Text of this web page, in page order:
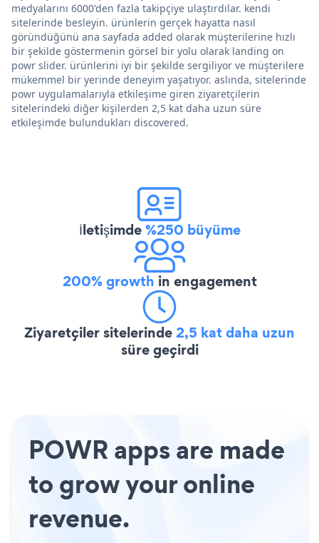
medyalarını 6000'den fazla takipçiye ulaştırdılar. kendi
sitelerinde besleyin. ürünlerin gerçek hayatta nasıl
göründüğünü ana sayfada added olarak müşterilerine hızlı
bir şekilde göstermenin görsel bir yolu olarak landing on
powr slider. ürünlerini iyi bir şekilde sergiliyor ve müşterilere
mükemmel bir yerinde deneyim yaşatıyor. aslında, sitelerinde
powr uygulamalarıyla etkileşime giren ziyaretçilerin
sitelerindeki diğer kişilerden 2,5 kat daha uzun süre
etkileşimde bulundukları discovered.
İletişimde%250 büyüme
200% growth in engagement
Ziyaretçiler sitelerinde2,5 kat daha uzun
süre geçirdi
POWR apps are made
to grow your online
revenue.